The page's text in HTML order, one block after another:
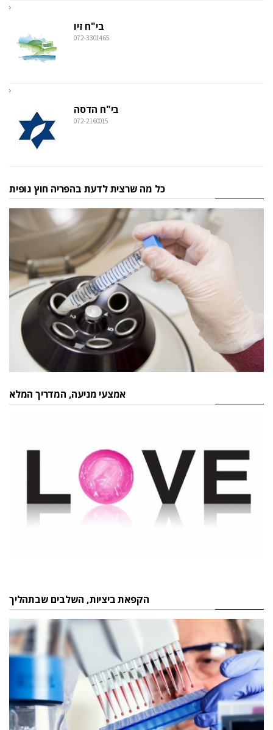
בי"ח זיו
072-3301465
בי"ח הדסה
072-2160015
כל מה שרצית לדעת בהפריה חוץ גופית
אמצעי מניעה, המדריך המלא
הקפאת ביציות, השלבים שבתהליך